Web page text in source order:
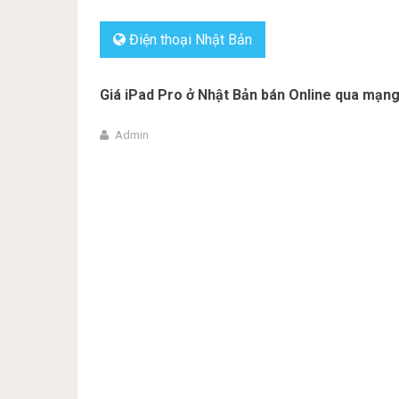
Điện thoại Nhật Bản
Giá iPad Pro ở Nhật Bản bán Online qua mạng
Admin